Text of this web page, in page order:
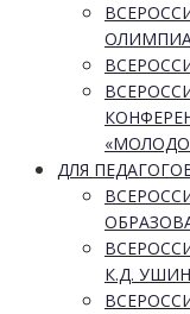
ДЛЯ
К.Д.